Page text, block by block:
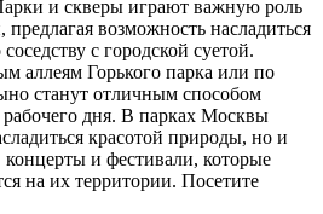
и скверы играют важную роль
возможность насладиться
с городской суетой.
аллеям Горького парка или по
станут отличным способом
рабочего дня. В парках Москвы
красотой природы, но и
концерты и фестивали, которые
на их территории. Посетите